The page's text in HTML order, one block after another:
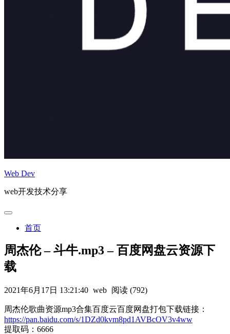
Web Dev
web开发技术分享
首页
周杰伦 – 斗牛.mp3 – 百度网盘云资源下
载
2021年6月17日 13:21:40 web 阅读 (792)
周杰伦歌曲资源mp3合集百度云百度网盘打包下载链接：
https://pan.baidu.com/s/1DZd0kvm8pd1AVBcOV3v4ww
提取码：6666